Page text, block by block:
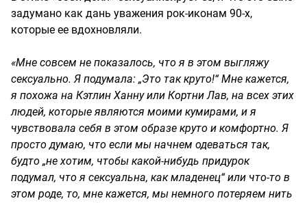
задумано как дань уважения рок-иконам 90-х,
которые ее вдохновляли.
«Мне совсем не показалось, что я в этом выгляжу
сексуально. Я подумала: „Это так круто!“ Мне кажется,
я похожа на Кэтлин Ханну или Кортни Лав, на всех этих
людей, которые являются моими кумирами, и я
чувствовала себя в этом образе круто и комфортно. Я
просто думаю, что если мы начнем одеваться так,
будто „не хотим, чтобы какой-нибудь придурок
подумал, что я сексуальна, как младенец“ или что-то в
этом роде, то, мне кажется, мы немного потеряем нить